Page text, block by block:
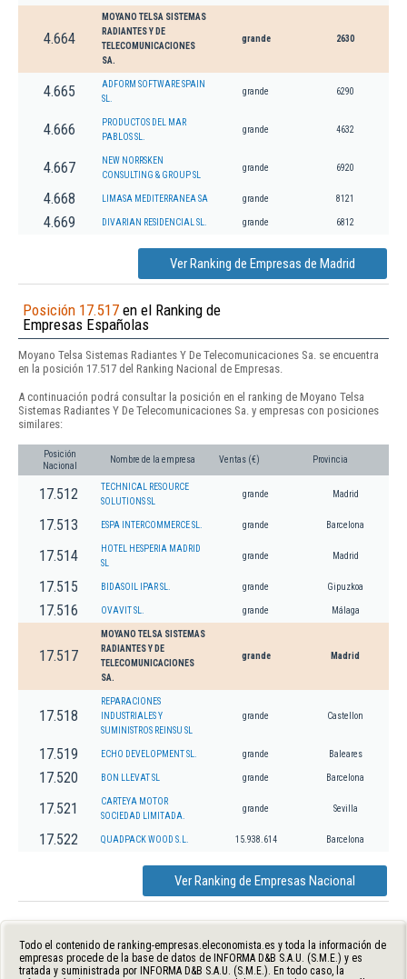
4.664
MOYANO TELSA SISTEMAS
RADIANTES Y DE
TELECOMUNICACIONES
SA.
grande 2630
4.665
ADFORM SOFTWARE SPAIN
SL.
grande 6290
4.666
PRODUCTOS DEL MAR
PABLOS SL.
grande 4632
4.667
NEW NORRSKEN
CONSULTING & GROUP SL
grande 6920
4.668 LIMASA MEDITERRANEA SA grande 8121
4.669 DIVARIAN RESIDENCIAL SL. grande 6812
Ver Ranking de Empresas de Madrid
Posición 17.517 en el Ranking de
Empresas Españolas
Moyano Telsa Sistemas Radiantes Y De Telecomunicaciones Sa. se encuentra
en la posición 17.517 del Ranking Nacional de Empresas.
A continuación podrá consultar la posición en el ranking de Moyano Telsa
Sistemas Radiantes Y De Telecomunicaciones Sa. y empresas con posiciones
similares:
Posición
Nacional
Nombre de la empresa Ventas (€) Provincia
17.512
TECHNICAL RESOURCE
SOLUTIONS SL
grande Madrid
17.513 ESPA INTERCOMMERCE SL. grande Barcelona
17.514
HOTEL HESPERIA MADRID
SL
grande Madrid
17.515 BIDASOIL IPAR SL. grande Gipuzkoa
17.516 OVAVIT SL. grande Málaga
17.517
MOYANO TELSA SISTEMAS
RADIANTES Y DE
TELECOMUNICACIONES
SA.
grande Madrid
17.518
REPARACIONES
INDUSTRIALES Y
SUMINISTROS REINSU SL
grande Castellon
17.519 ECHO DEVELOPMENT SL. grande Baleares
17.520 BON LLEVAT SL grande Barcelona
17.521
CARTEYA MOTOR
SOCIEDAD LIMITADA.
grande Sevilla
17.522 QUADPACK WOOD S.L. 15.938.614 Barcelona
Ver Ranking de Empresas Nacional
Todo el contenido de ranking-empresas.eleconomista.es y toda la información de
empresas procede de la base de datos de INFORMA D&B S.A.U. (S.M.E.) y es
tratada y suministrada por INFORMA D&B S.A.U. (S.M.E.). En todo caso, la